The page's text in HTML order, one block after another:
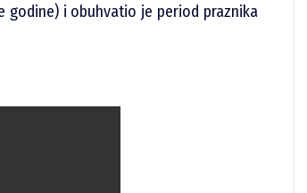
godine) i obuhvatio je period praznika